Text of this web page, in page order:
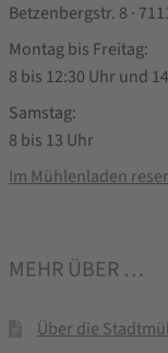
Betzenbergstr. 8 ·
Montag bis Freitag:
8 bis 12:30 Uhr und
Samstag:
8 bis 13 Uhr
Im Mühlenladen
MEHR ÜBER …
Über die